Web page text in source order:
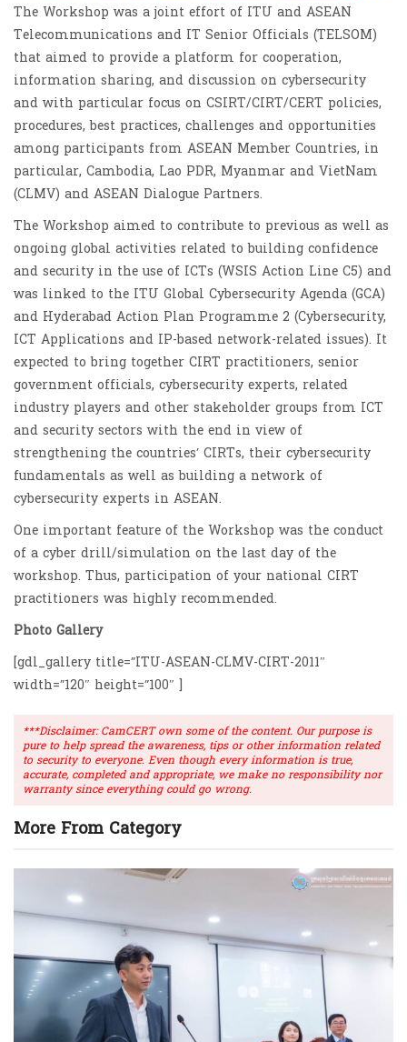
The Workshop was a joint effort of ITU and ASEAN
Telecommunications and IT Senior Officials (TELSOM)
that aimed to provide a platform for cooperation,
information sharing, and discussion on cybersecurity
and with particular focus on CSIRT/CIRT/CERT policies,
procedures, best practices, challenges and opportunities
among participants from ASEAN Member Countries, in
particular, Cambodia, Lao PDR, Myanmar and VietNam
(CLMV) and ASEAN Dialogue Partners.
The Workshop aimed to contribute to previous as well as
ongoing global activities related to building confidence
and security in the use of ICTs (WSIS Action Line C5) and
was linked to the ITU Global Cybersecurity Agenda (GCA)
and Hyderabad Action Plan Programme 2 (Cybersecurity,
ICT Applications and IP-based network-related issues). It
expected to bring together CIRT practitioners, senior
government officials, cybersecurity experts, related
industry players and other stakeholder groups from ICT
and security sectors with the end in view of
strengthening the countries’ CIRTs, their cybersecurity
fundamentals as well as building a network of
cybersecurity experts in ASEAN.
One important feature of the Workshop was the conduct
of a cyber drill/simulation on the last day of the
workshop. Thus, participation of your national CIRT
practitioners was highly recommended.
Photo Gallery
[gdl_gallery title=”ITU-ASEAN-CLMV-CIRT-2011″
width=”120″ height=”100″ ]
***Disclaimer: CamCERT own some of the content. Our purpose is
pure to help spread the awareness, tips or other information related
to security to everyone. Even though every information is true,
accurate, completed and appropriate, we make no responsibility nor
warranty since everything could go wrong.
More From Category